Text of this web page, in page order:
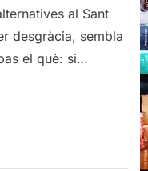
al Sant
desgràcia, sembla
el què: si…